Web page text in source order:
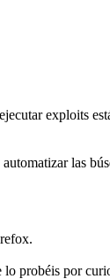
exploits
las
probéis por